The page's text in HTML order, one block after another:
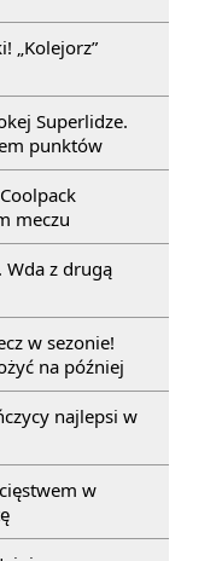
„Kolejorz”
Superlidze.
punktów
meczu
Wda z drugą
w sezonie!
na później
najlepsi w
w